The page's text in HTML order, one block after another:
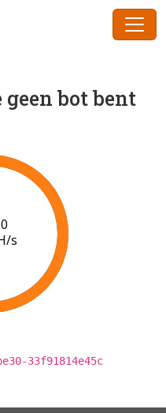
bot bent
s
33f91814e45c